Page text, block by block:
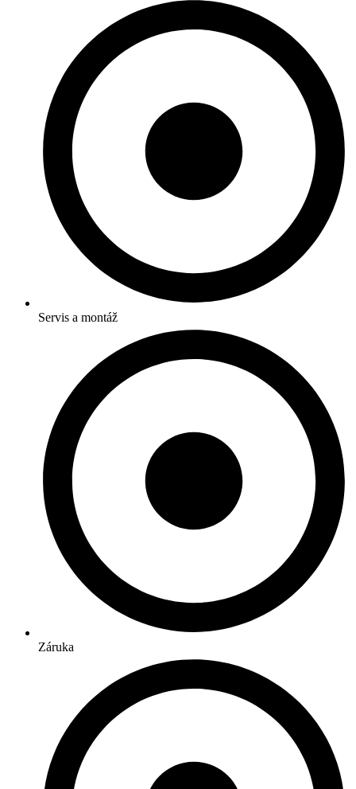
Servis a montáž
Záruka